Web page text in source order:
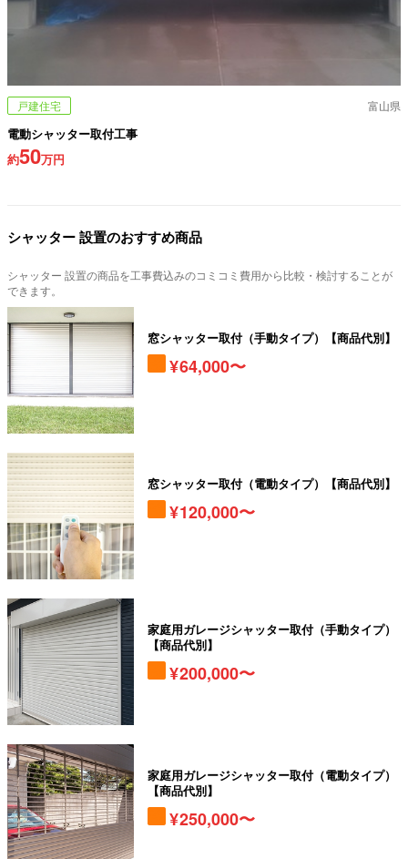
戸建住宅 富山県
電動シャッター取付工事
約50万円
シャッター 設置のおすすめ商品
シャッター 設置の商品を工事費込みのコミコミ費用から比較・検討することが
できます。
窓シャッター取付（手動タイプ）【商品代別】
64,000〜
窓シャッター取付（電動タイプ）【商品代別】
120,000〜
家庭用ガレージシャッター取付（手動タイプ）
【商品代別】
200,000〜
家庭用ガレージシャッター取付（電動タイプ）
【商品代別】
250,000〜